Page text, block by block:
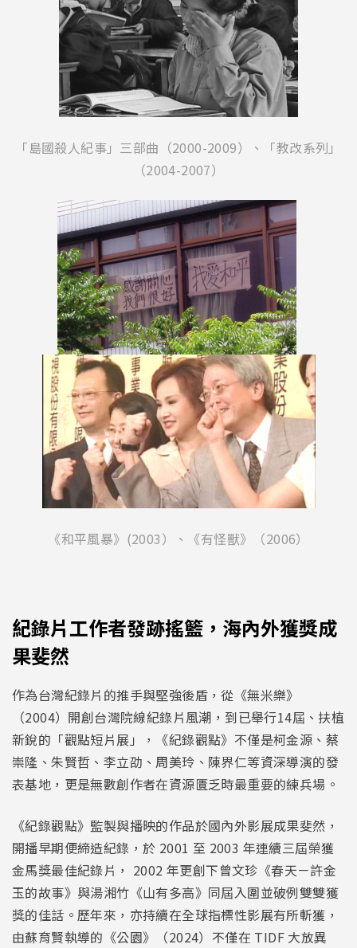
「島國殺人紀事」三部曲（2000-2009）、「教改系列」
（2004-2007）
《和平風暴》(2003）、《有怪獸》（2006）
紀錄片工作者發跡搖籃，海內外獲獎成
果斐然
作為台灣紀錄片的推手與堅強後盾，從《無米樂》
（2004）開創台灣院線紀錄片風潮，到已舉行14屆、扶植
新銳的「觀點短片展」，《紀錄觀點》不僅是柯金源、蔡
崇隆、朱賢哲、李立劭、周美玲、陳界仁等資深導演的發
表基地，更是無數創作者在資源匱乏時最重要的練兵場。
《紀錄觀點》監製與播映的作品於國內外影展成果斐然，
開播早期便締造紀錄，於 2001 至 2003 年連續三屆榮獲
金馬獎最佳紀錄片， 2002 年更創下曾文珍《春天－許金
玉的故事》與湯湘竹《山有多高》同屆入圍並破例雙雙獲
獎的佳話。歷年來，亦持續在全球指標性影展有所斬獲，
由蘇育賢執導的《公園》（2024）不僅在 TIDF 大放異